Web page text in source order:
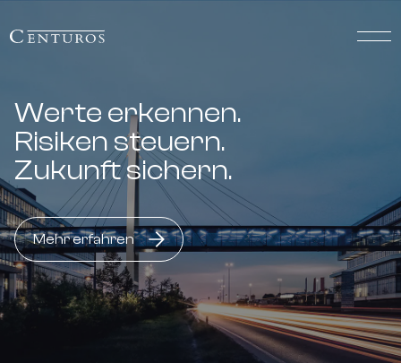
Werte erkennen.
Risiken steuern.
Zukunft sichern.
Mehr erfahren